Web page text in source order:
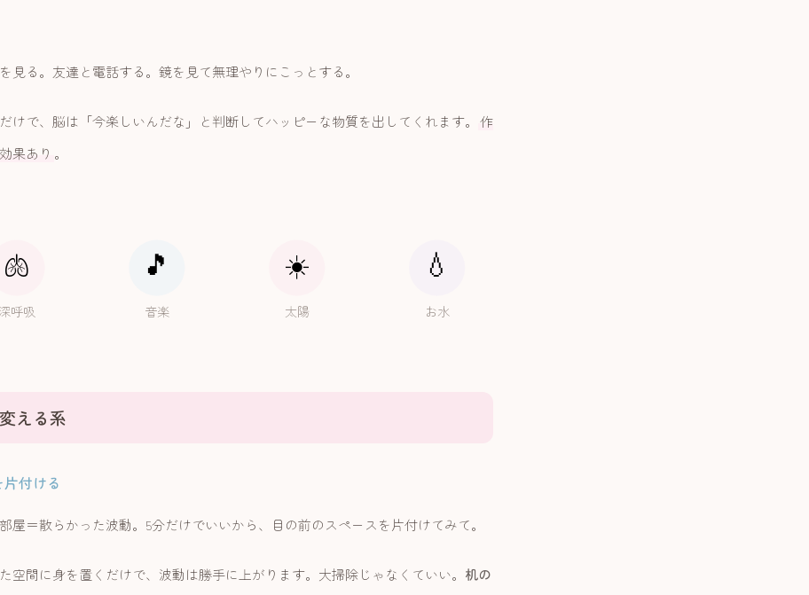
見る。友達と電話する。鏡を見て無理やりにこっとする。
けで、脳は「今楽しいんだな」と判断してハッピーな物質を出してくれます。 作
果あり 。
🫁
呼吸
🎵
音楽
☀️
太陽
💧
お水
える系
付ける
屋＝散らかった波動。5分だけでいいから、目の前のスペースを片付けてみて。
空間に身を置くだけで、波動は勝手に上がります。大掃除じゃなくていい。 机の